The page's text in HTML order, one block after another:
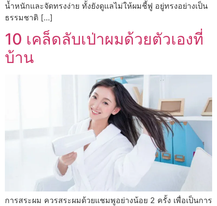
น้ำหนักและจัดทรงง่าย ทั้งยังดูแลไม่ให้ผมชี้ฟู อยู่ทรงอย่างเป็น
ธรรมชาติ […]
10 เคล็ดลับเป่าผมด้วยตัวเองที่
บ้าน
การสระผม ควรสระผมด้วยแชมพูอย่างน้อย 2 ครั้ง เพื่อเป็นการ